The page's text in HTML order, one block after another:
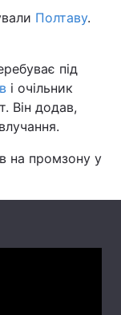
Полтаву.
під
і очільник
Він додав,
на промзону у